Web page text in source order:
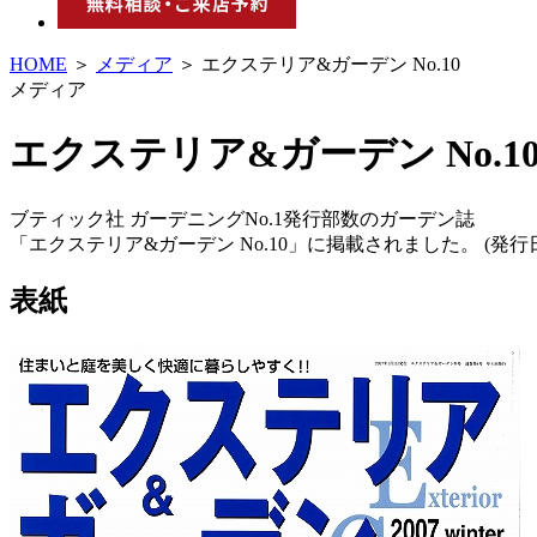
HOME ＞ メディア ＞ エクステリア&ガーデン No.10
メディア
エクステリア&ガーデン
ブティック社 ガーデニングNo.1発行部数のガーデン誌
「エクステリア&ガーデン No.10」に掲載されました。 (発行
表紙